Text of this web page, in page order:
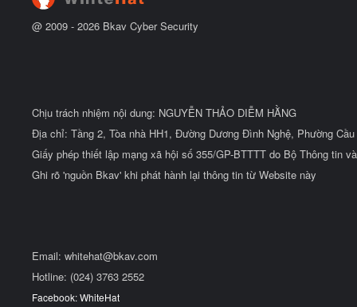
@ 2009 - 2026 Bkav Cyber Security
Chịu trách nhiệm nội dung: NGUYỄN THẢO DIỄM HẰNG
Địa chỉ: Tầng 2, Tòa nhà HH1, Đường Dương Đình Nghệ, Phường
Giấy phép thiết lập mạng xã hội số 355/GP-BTTTT do Bộ Thông tin
Ghi rõ 'nguồn Bkav' khi phát hành lại thông tin từ Website này
Email: whitehat@bkav.com
Hotline: (024) 3763 2552
Facebook: WhiteHat